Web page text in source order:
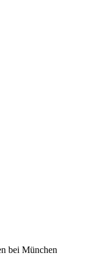
bei München